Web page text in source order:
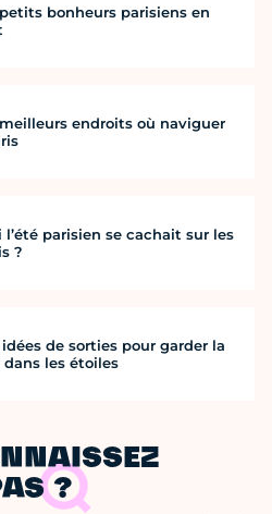
bonheurs parisiens en
endroits où naviguer
l’été parisien se cachait sur les
?
idées de sorties pour garder la
les étoiles
?